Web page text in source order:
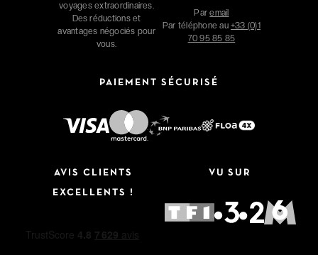
voyages extraordinaires.
Des réductions et
avantages négociés pour
vous.
Paremail
Par téléphone au +33 (0)1
70 95 85 85
PAIEMENT SÉCURISÉ
AVIS CLIENTS
EXCELLENTS !
VU SUR